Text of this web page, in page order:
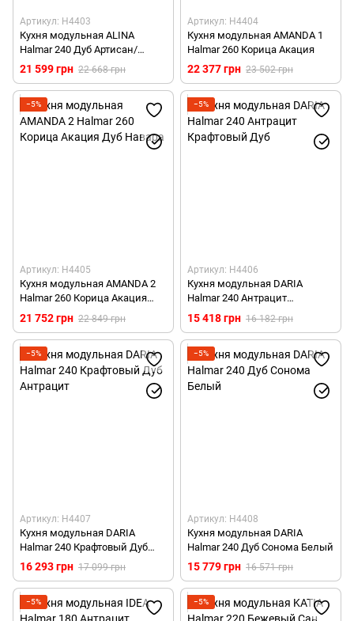
Артикул: H4403
Кухня модульная ALINA
Halmar 240 Дуб Артисан/
Черный Мат
21 599 грн 22 668 грн
Артикул: H4404
Кухня модульная AMANDA 1
Halmar 260 Корица Акация
22 377 грн 23 502 грн
−5%
Артикул: H4405
Кухня модульная AMANDA 2
Halmar 260 Корица Акация
Дуб Навара
21 752 грн 22 849 грн
−5%
Артикул: H4406
Кухня модульная DARIA
Halmar 240 Антрацит
Крафтовый Дуб
15 418 грн 16 182 грн
−5%
Артикул: H4407
Кухня модульная DARIA
Halmar 240 Крафтовый Дуб
Антрацит
16 293 грн 17 099 грн
−5%
Артикул: H4408
Кухня модульная DARIA
Halmar 240 Дуб Сонома Белый
15 779 грн 16 571 грн
−5% −5%